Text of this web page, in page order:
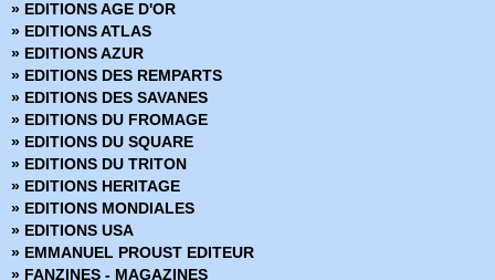
» BPRD - Un Mal bien connu
» BPRD Origines
» Brit
» BRZRKR
» BRZRKR - Bloodlines
» BuzzKill
» Cages
» Canary
» Captain Ginger
» Changing Ways
» Charlie Adlard - Art Book
» Château l'attente
» EDITIONS AGE D'OR
» EDITIONS ATLAS
» EDITIONS AZUR
» EDITIONS DES REMPARTS
» EDITIONS DES SAVANES
» EDITIONS DU FROMAGE
» EDITIONS DU SQUARE
» EDITIONS DU TRITON
» EDITIONS HERITAGE
» EDITIONS MONDIALES
» EDITIONS USA
» EMMANUEL PROUST EDITEUR
» FANZINES - MAGAZINES